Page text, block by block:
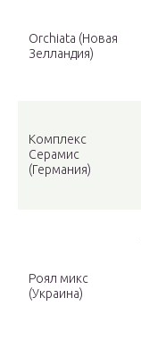
Orchiata (Новая
Зелландия)
Комплекс
Серамис
(Германия)
Роял микс
(Украина)